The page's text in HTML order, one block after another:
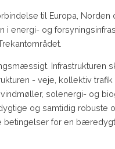
til Europa, Norden
energi- og
Infrastrukturen
- veje, kollektiv
solenergi- og
og samtidig robuste
betingelser for en